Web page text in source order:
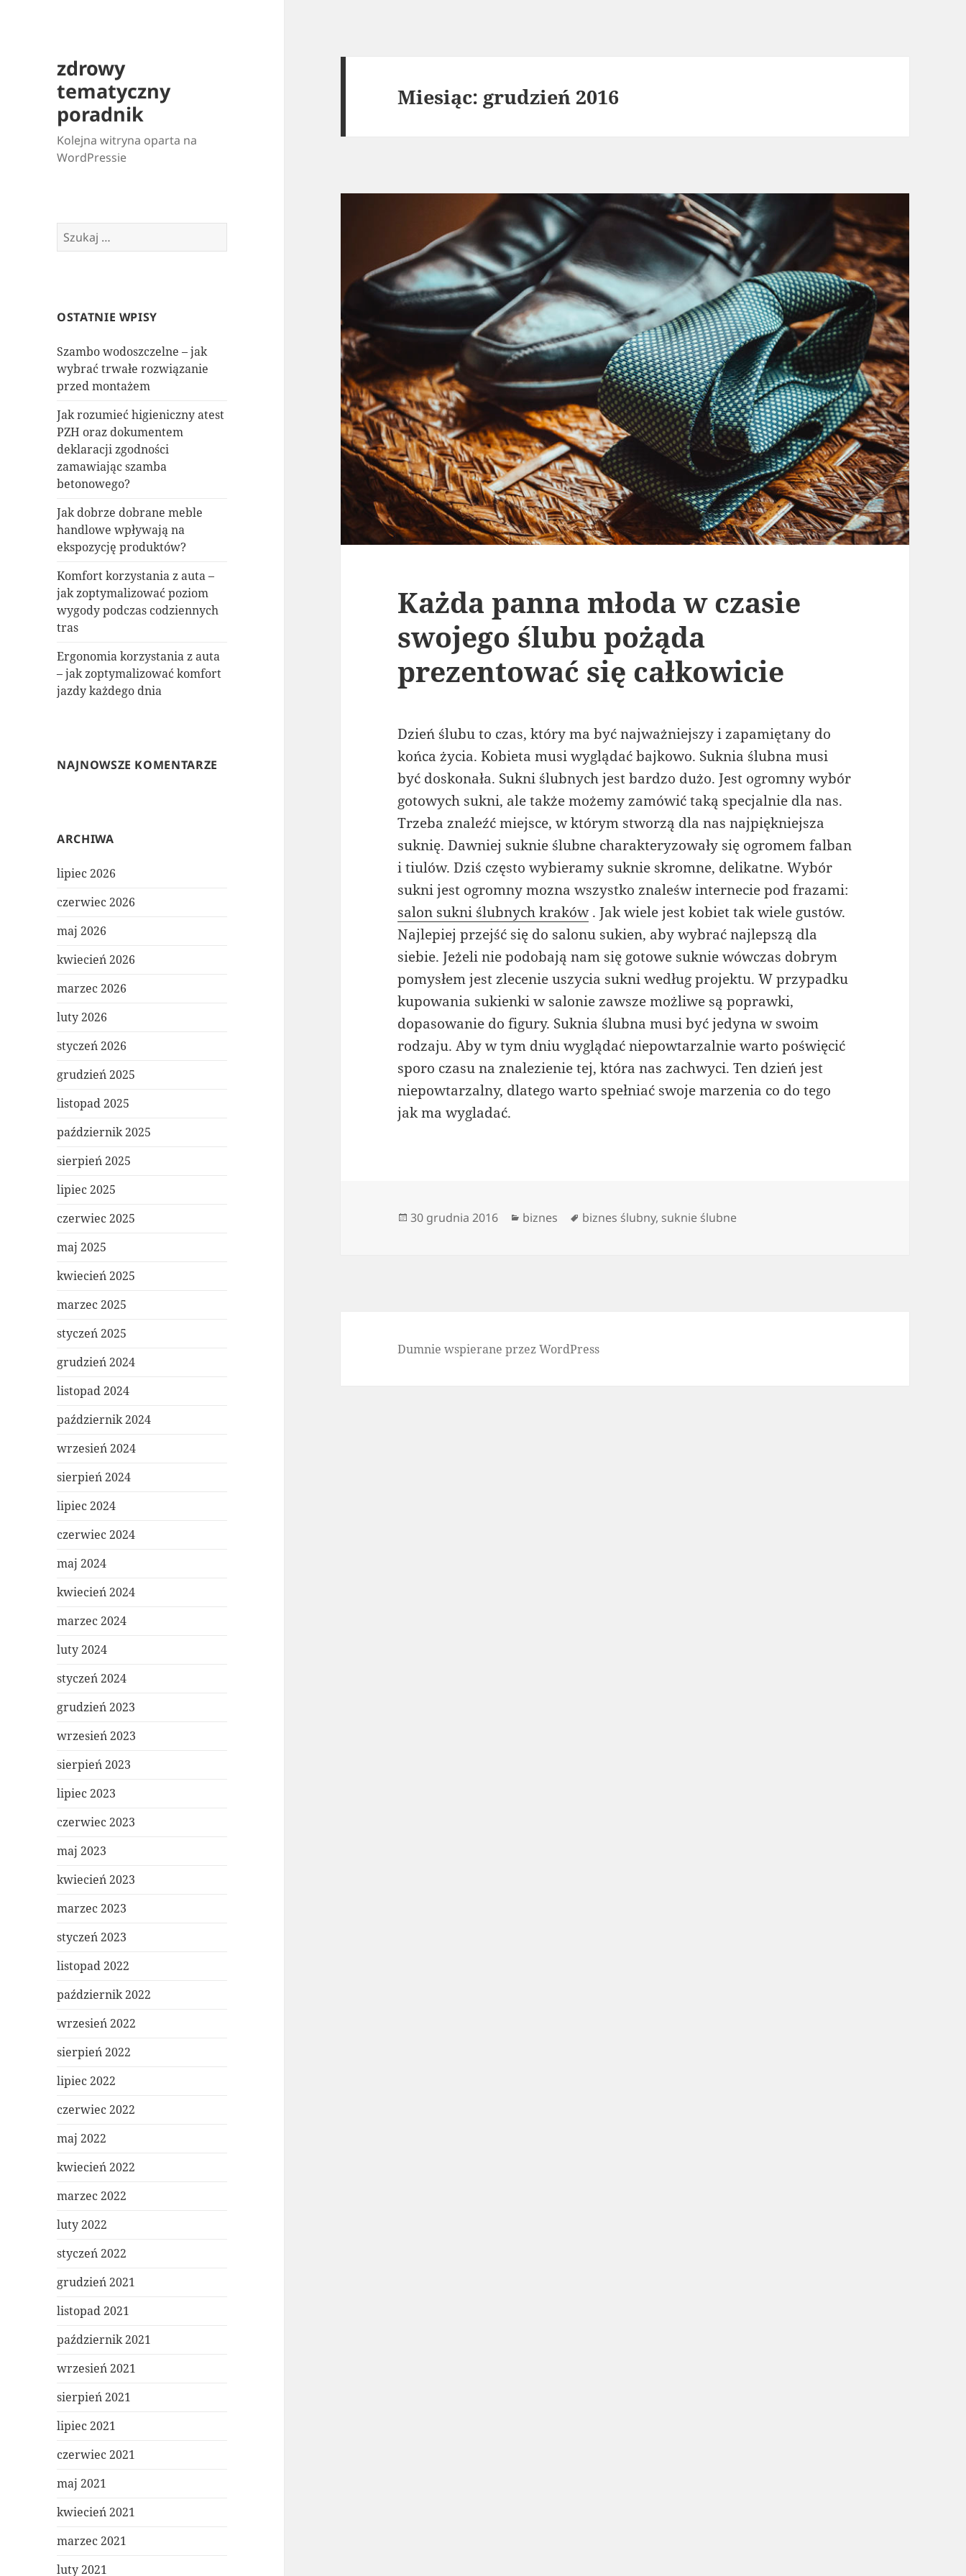
zdrowy
tematyczny
poradnik
Kolejna witryna oparta na
WordPressie
Szukaj:
OSTATNIE WPISY
Szambo wodoszczelne – jak
wybrać trwałe rozwiązanie
przed montażem
Jak rozumieć higieniczny atest
PZH oraz dokumentem
deklaracji zgodności
zamawiając szamba
betonowego?
Jak dobrze dobrane meble
handlowe wpływają na
ekspozycję produktów?
Komfort korzystania z auta –
jak zoptymalizować poziom
wygody podczas codziennych
tras
Ergonomia korzystania z auta
– jak zoptymalizować komfort
jazdy każdego dnia
NAJNOWSZE KOMENTARZE
ARCHIWA
lipiec 2026
czerwiec 2026
maj 2026
kwiecień 2026
marzec 2026
luty 2026
styczeń 2026
grudzień 2025
listopad 2025
październik 2025
sierpień 2025
lipiec 2025
czerwiec 2025
maj 2025
kwiecień 2025
marzec 2025
styczeń 2025
grudzień 2024
listopad 2024
październik 2024
wrzesień 2024
sierpień 2024
lipiec 2024
czerwiec 2024
maj 2024
kwiecień 2024
marzec 2024
luty 2024
styczeń 2024
grudzień 2023
wrzesień 2023
sierpień 2023
lipiec 2023
czerwiec 2023
maj 2023
kwiecień 2023
marzec 2023
styczeń 2023
listopad 2022
październik 2022
wrzesień 2022
sierpień 2022
lipiec 2022
czerwiec 2022
maj 2022
kwiecień 2022
marzec 2022
luty 2022
styczeń 2022
grudzień 2021
listopad 2021
październik 2021
wrzesień 2021
sierpień 2021
lipiec 2021
czerwiec 2021
maj 2021
kwiecień 2021
marzec 2021
luty 2021
Miesiąc: grudzień 2016
Każda panna młoda w czasie
swojego ślubu pożąda
prezentować się całkowicie
Dzień ślubu to czas, który ma być najważniejszy i zapamiętany do
końca życia. Kobieta musi wyglądać bajkowo. Suknia ślubna musi
być doskonała. Sukni ślubnych jest bardzo dużo. Jest ogromny wybór
gotowych sukni, ale także możemy zamówić taką specjalnie dla nas.
Trzeba znaleźć miejsce, w którym stworzą dla nas najpiękniejsza
suknię. Dawniej suknie ślubne charakteryzowały się ogromem falban
i tiulów. Dziś często wybieramy suknie skromne, delikatne. Wybór
sukni jest ogromny mozna wszystko znaleśw internecie pod frazami:
salon sukni ślubnych kraków. Jak wiele jest kobiet tak wiele gustów.
Najlepiej przejść się do salonu sukien, aby wybrać najlepszą dla
siebie. Jeżeli nie podobają nam się gotowe suknie wówczas dobrym
pomysłem jest zlecenie uszycia sukni według projektu. W przypadku
kupowania sukienki w salonie zawsze możliwe są poprawki,
dopasowanie do figury. Suknia ślubna musi być jedyna w swoim
rodzaju. Aby w tym dniu wyglądać niepowtarzalnie warto poświęcić
sporo czasu na znalezienie tej, która nas zachwyci. Ten dzień jest
niepowtarzalny, dlatego warto spełniać swoje marzenia co do tego
jak ma wygladać.
Data
30 grudnia 2016 Kategorie
biznes Tagi
biznes ślubny, suknie ślubne
Dumnie wspierane przez WordPress